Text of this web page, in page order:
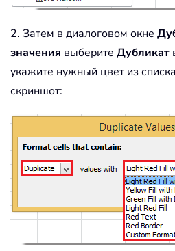
2. Затем в диалоговом окне
значения выберите Дубликат
укажите нужный цвет из списка
скриншот: